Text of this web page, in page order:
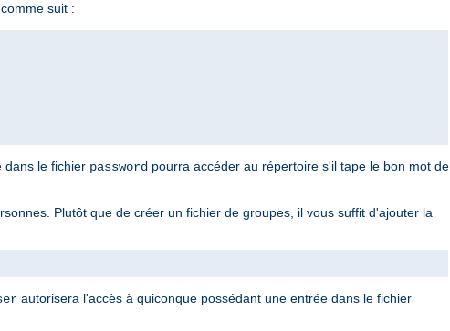
comme suit :
dans le fichier password pourra accéder au répertoire s'il tape le bon mot de
Plutôt que de créer un fichier de groupes, il vous suffit d'ajouter la
autorisera l'accès à quiconque possédant une entrée dans le fichier